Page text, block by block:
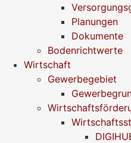
Planungen
Dokumente
Bodenrichtwerte
Wirtschaft
Gewerbegebiet